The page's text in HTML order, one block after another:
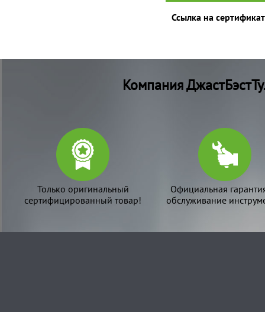
Ссылка на сертификат
Компания
Только оригинальный
сертифицированный товар!
Официальная
обслуживание